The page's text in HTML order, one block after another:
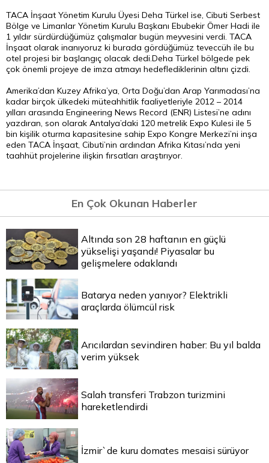
TACA İnşaat Yönetim Kurulu Üyesi Deha Türkel ise, Cibuti Serbest
Bölge ve Limanlar Yönetim Kurulu Başkanı Ebubekir Ömer Hadi ile
1 yıldır sürdürdüğümüz çalışmalar bugün meyvesini verdi. TACA
İnşaat olarak inanıyoruz ki burada gördüğümüz teveccüh ile bu
otel projesi bir başlangıç olacak dedi.Deha Türkel bölgede pek
çok önemli projeye de imza atmayı hedeflediklerinin altını çizdi.
Amerika’dan Kuzey Afrika’ya, Orta Doğu’dan Arap Yarımadası’na
kadar birçok ülkedeki müteahhitlik faaliyetleriyle 2012 – 2014
yılları arasında Engineering News Record (ENR) Listesi’ne adını
yazdıran, son olarak Antalya’daki 120 metrelik Expo Kulesi ile 5
bin kişilik oturma kapasitesine sahip Expo Kongre Merkezi’ni inşa
eden TACA İnşaat, Cibuti’nin ardından Afrika Kıtası’nda yeni
taahhüt projelerine ilişkin fırsatları araştırıyor.
En Çok Okunan Haberler
Altında son 28 haftanın en güçlü
yükselişi yaşandı! Piyasalar bu
gelişmelere odaklandı
Batarya neden yanıyor? Elektrikli
araçlarda ölümcül risk
Arıcılardan sevindiren haber: Bu yıl balda
verim yüksek
Salah transferi Trabzon turizmini
hareketlendirdi
İzmir`de kuru domates mesaisi sürüyor